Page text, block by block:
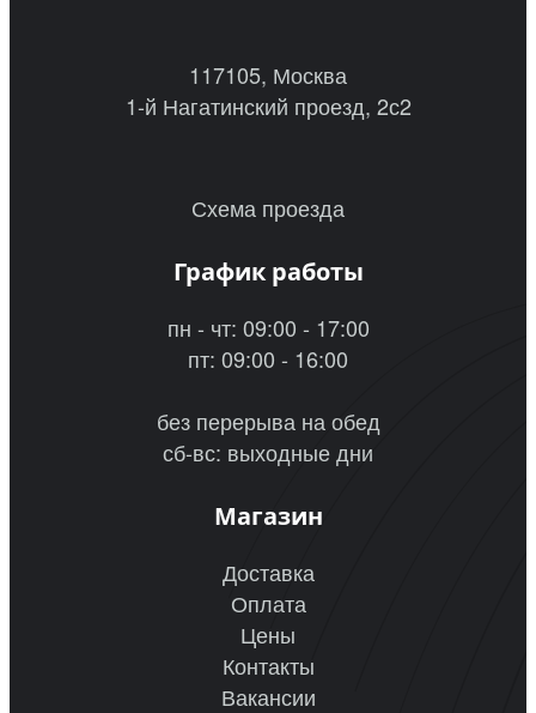
117105, Москва
1-й Нагатинский проезд, 2с2
Схема проезда
График работы
пн - чт: 09:00 - 17:00
пт: 09:00 - 16:00
без перерыва на обед
сб-вс: выходные дни
Магазин
Доставка
Оплата
Цены
Контакты
Вакансии